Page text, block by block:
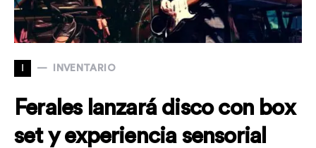
I INVENTARIO
Ferales lanzará disco con box
set y experiencia sensorial